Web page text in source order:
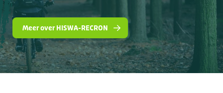
Meer over HISWA-RECRON